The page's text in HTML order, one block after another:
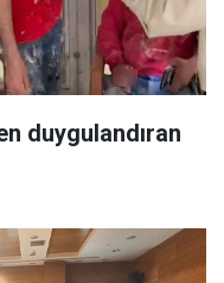
duygulandıran